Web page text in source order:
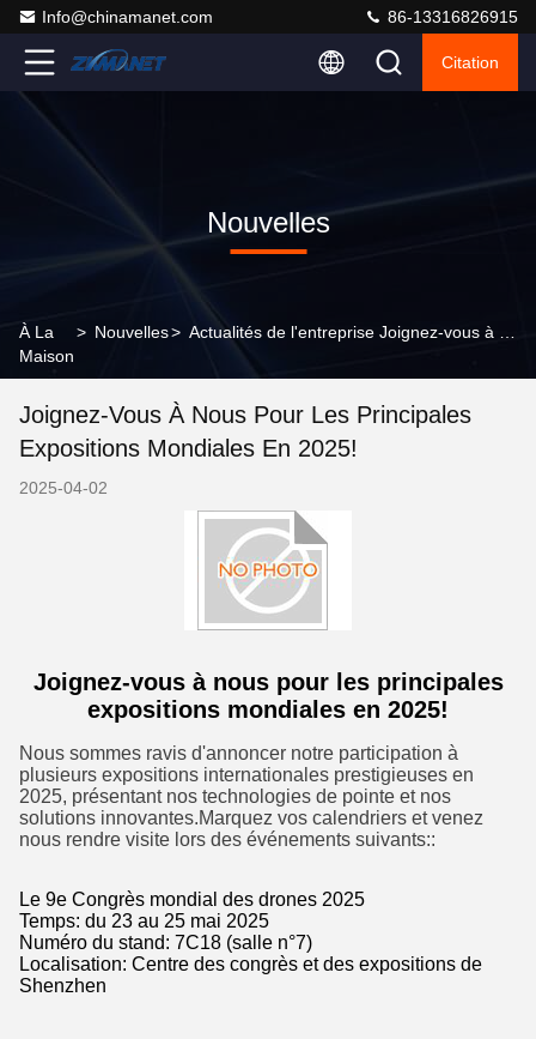
Info@chinamanet.com 86-13316826915
Citation
Nouvelles
À La
Maison
> Nouvelles>
Joignez-Vous À Nous Pour Les Principales
Expositions Mondiales En 2025!
2025-04-02
Joignez-vous à nous pour les principales
expositions mondiales en 2025!
Nous sommes ravis d'annoncer notre participation à
plusieurs expositions internationales prestigieuses en
2025, présentant nos technologies de pointe et nos
solutions innovantes.Marquez vos calendriers et venez
nous rendre visite lors des événements suivants::
Le 9e Congrès mondial des drones 2025
Temps: du 23 au 25 mai 2025
Numéro du stand: 7C18 (salle n°7)
Localisation: Centre des congrès et des expositions de
Shenzhen